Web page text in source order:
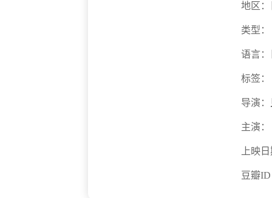
地区：
类型：
语言：
标签：
导演：
主演：
上映
豆瓣